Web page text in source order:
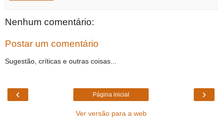
Nenhum comentário:
Postar um comentário
Sugestão, críticas e outras coisas...
‹ ›
Página inicial
Ver versão para a web